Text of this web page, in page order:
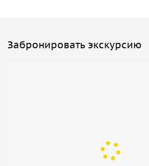
Забронировать экскурсию